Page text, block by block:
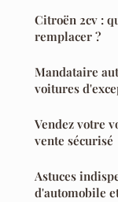
Citroën 2cv :
remplacer ?
Mandataire
voitures
Vendez votre
vente sécurisé
Astuces
d'automobile